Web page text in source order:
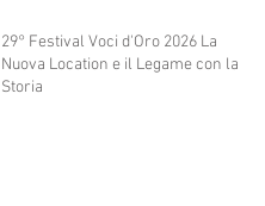
29° Festival Voci d'Oro 2026 La
Nuova Location e il Legame con la
Storia